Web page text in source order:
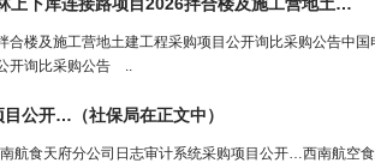
楼及施工营地土建工程采购项目公开询比采购公告中
开询比采购公告 ..
目公开…（社保局在正文中）
食天府分公司日志审计系统采购项目公开…西南航空